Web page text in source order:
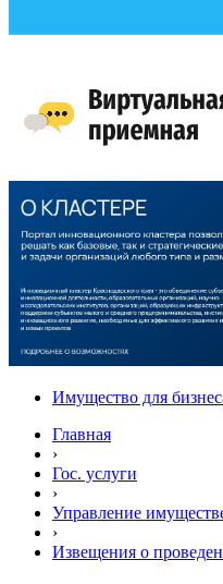
Имущество для
Главная
›
Гос. услуги
›
Управление
›
Извещения о